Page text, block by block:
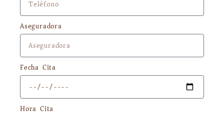
Aseguradora
Fecha Cita
Hora Cita